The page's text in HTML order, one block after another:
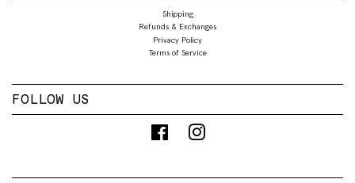
Shipping
Refunds & Exchanges
Privacy Policy
Terms of Service
FOLLOW US
Facebook Instagram